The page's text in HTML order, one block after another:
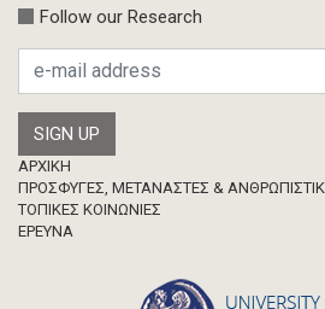
Follow our Research
Footer
ΑΡΧΙΚΗ
ΠΡΟΣΦΥΓΕΣ, ΜΕΤΑΝΑΣΤΕΣ &
ΤΟΠΙΚΕΣ ΚΟΙΝΩΝΙΕΣ
ΈΡΕΥΝΑ